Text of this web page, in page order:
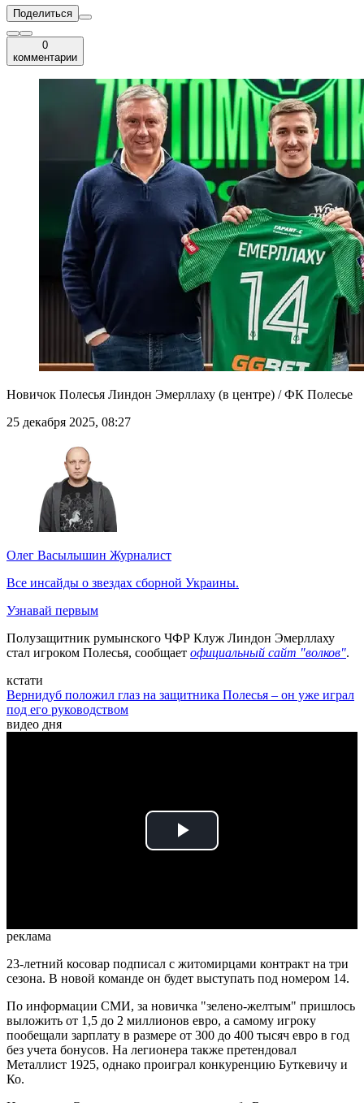
Поделиться
0
комментарии
Новичок Полесья Линдон Эмерллаху (в центре) / ФК Полесье
25 декабря 2025, 08:27
Олег Васылышин Журналист
Все инсайды о звездах сборной Украины.
Узнавай первым
Полузащитник румынского ЧФР Клуж Линдон Эмерллаху
стал игроком Полесья, сообщает официальный сайт "волков".
кстати
Вернидуб положил глаз на защитника Полесья – он уже играл
под его руководством
видео дня
Play
реклама
23-летний косовар подписал с житомирцами контракт на три
сезона. В новой команде он будет выступать под номером 14.
По информации СМИ, за новичка "зелено-желтым" пришлось
выложить от 1,5 до 2 миллионов евро, а самому игроку
пообещали зарплату в размере от 300 до 400 тысяч евро в год
без учета бонусов. На легионера также претендовал
Металлист 1925, однако проиграл конкуренцию Буткевичу и
Ко.